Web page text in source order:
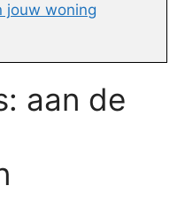
jouw woning
aan de